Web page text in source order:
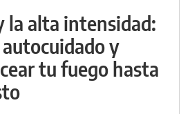
la alta intensidad:
y
tu fuego hasta